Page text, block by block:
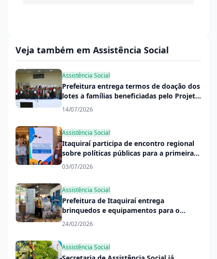
Veja também em Assistência Social
Assistência Social
Prefeitura entrega termos de doação dos
lotes a famílias beneficiadas pelo Projeto
Substituição de Moradia Precária
14/07/2026
Assistência Social
Itaquiraí participa de encontro regional
sobre políticas públicas para a primeira
infância
03/07/2026
Assistência Social
Prefeitura de Itaquiraí entrega
brinquedos e equipamentos para o
Serviço de Convivência
24/02/2026
Assistência Social